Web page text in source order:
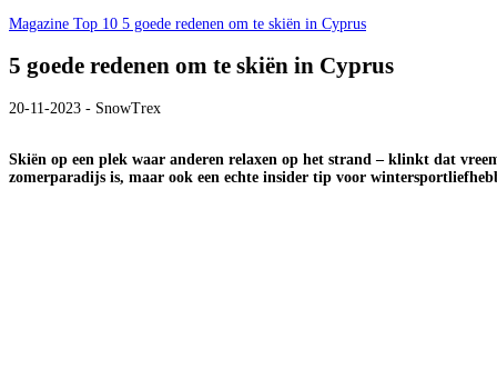
Magazine Top 10 5 goede redenen om te skiën in Cyprus
5 goede redenen om te skiën in Cyprus
20-11-2023 - SnowTrex
Skiën op een plek waar anderen relaxen op het strand – klinkt dat
zomerparadijs is, maar ook een echte insider tip voor